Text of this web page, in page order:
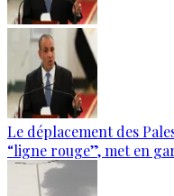
Le déplacement des
“ligne rouge”, met en